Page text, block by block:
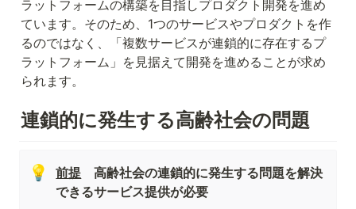
ラットフォームの構築を目指しプロダクト開発を進め
ています。そのため、1つのサービスやプロダクトを作
るのではなく、「複数サービスが連鎖的に存在するプ
ラットフォーム」を見据えて開発を進めることが求め
られます。
連鎖的に発生する高齢社会の問題
💡 前提 高齢社会の連鎖的に発生する問題を解決
できるサービス提供が必要